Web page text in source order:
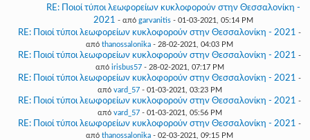
RE: Ποιοί τύποι λεωφορείων κυκλοφορούν στην Θεσσαλονίκη -
2021 - από garvanitis- 01-03-2021, 05:14 PM
RE: Ποιοί τύποι λεωφορείων κυκλοφορούν στην Θεσσαλονίκη - 2021 -
από thanossalonika - 28-02-2021, 04:03 PM
RE: Ποιοί τύποι λεωφορείων κυκλοφορούν στην Θεσσαλονίκη - 2021 -
από irisbus57- 28-02-2021, 07:17 PM
RE: Ποιοί τύποι λεωφορείων κυκλοφορούν στην Θεσσαλονίκη - 2021 -
από vard_57- 01-03-2021, 03:23 PM
RE: Ποιοί τύποι λεωφορείων κυκλοφορούν στην Θεσσαλονίκη - 2021 -
από vard_57- 01-03-2021, 05:56 PM
RE: Ποιοί τύποι λεωφορείων κυκλοφορούν στην Θεσσαλονίκη - 2021 -
από thanossalonika - 02-03-2021, 09:15 PM